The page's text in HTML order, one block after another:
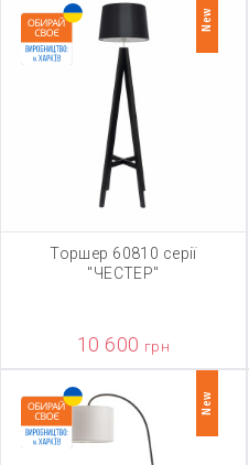
New
Торшер 60810 серії
"ЧЕСТЕР"
10 600 грн
New